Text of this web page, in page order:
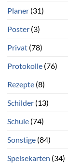
Planer (31)
Poster (3)
Privat (78)
Protokolle (76)
Rezepte (8)
Schilder (13)
Schule (74)
Sonstige (84)
Speisekarten (34)